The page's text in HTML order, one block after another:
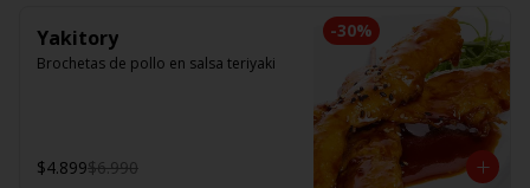
-30%
Yakitory
Brochetas de pollo en salsa teriyaki
$4.899$6.990